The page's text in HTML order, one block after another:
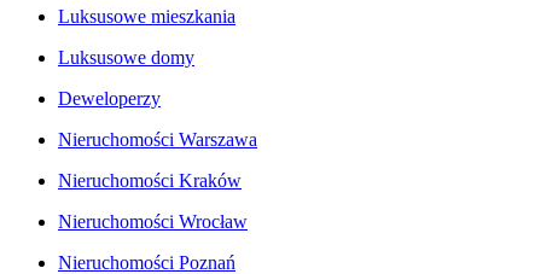
Luksusowe mieszkania
Luksusowe domy
Deweloperzy
Nieruchomości Warszawa
Nieruchomości Kraków
Nieruchomości Wrocław
Nieruchomości Poznań